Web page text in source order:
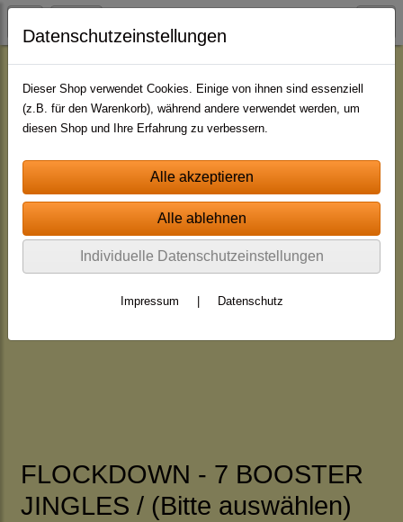
FLOCKDOWN - 7 BOOSTER
JINGLES / (Bitte auswählen)
Datenschutzeinstellungen
Dieser Shop verwendet Cookies. Einige von ihnen sind essenziell
(z.B. für den Warenkorb), während andere verwendet werden, um
diesen Shop und Ihre Erfahrung zu verbessern.
Individuelle Datenschutzeinstellungen
Impressum Datenschutz